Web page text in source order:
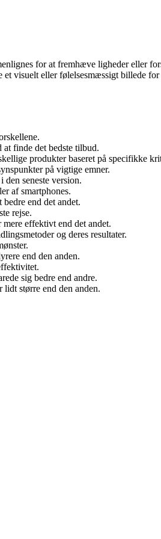
for at fremhæve ligheder eller
visuelt eller følelsesmæssigt billede
finde det bedste tilbud.
produkter baseret på specifikke
på vigtige emner.
seneste version.
af smartphones.
end det andet.
rejse.
effektivt end det andet.
og deres resultater.
end den anden.
sig bedre end andre.
lidt større end den anden.